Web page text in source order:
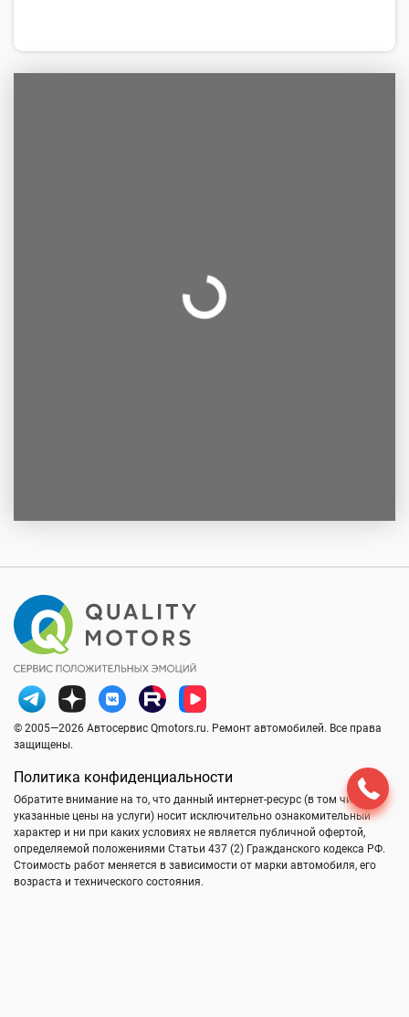
© 2005—2026 Автосервис Qmotors.ru. Ремонт автомобилей. Все права
защищены.
Политика конфиденциальности
Обратите внимание на то, что данный интернет-ресурс (в том числе
указанные цены на услуги) носит исключительно ознакомительный
характер и ни при каких условиях не является публичной офертой,
определяемой положениями Статьи 437 (2) Гражданского кодекса РФ.
Стоимость работ меняется в зависимости от марки автомобиля, его
возраста и технического состояния.